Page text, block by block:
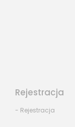
Rejestracja
- Rejestracja